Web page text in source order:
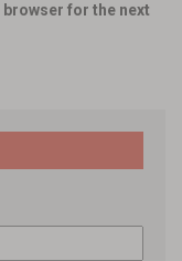
browser for the next